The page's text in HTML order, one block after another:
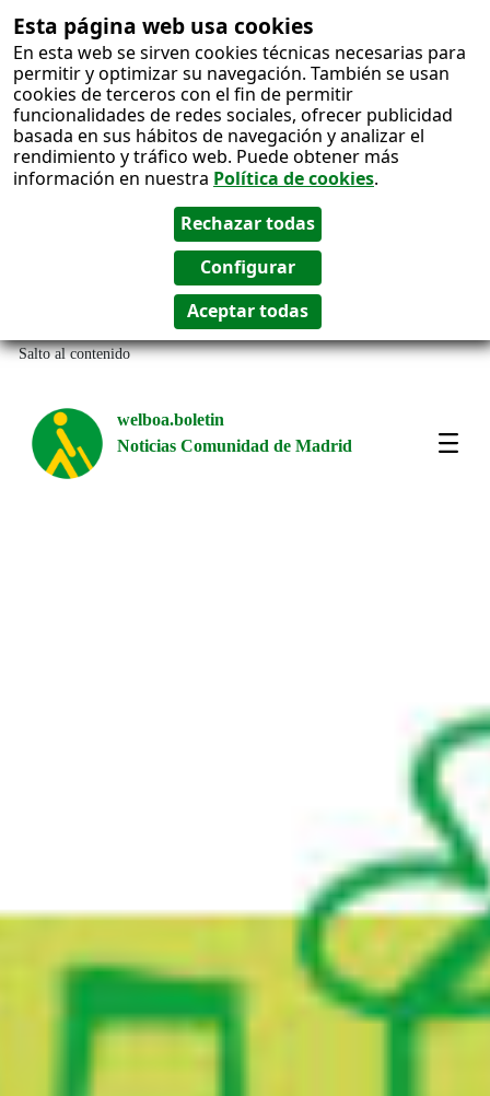
Esta página web usa cookies
En esta web se sirven cookies técnicas necesarias para
permitir y optimizar su navegación. También se usan
cookies de terceros con el fin de permitir
funcionalidades de redes sociales, ofrecer publicidad
basada en sus hábitos de navegación y analizar el
rendimiento y tráfico web. Puede obtener más
información en nuestra Política de cookies.
Salto al contenido
welboa.boletin
Noticias Comunidad de Madrid